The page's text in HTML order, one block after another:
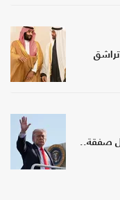
تراشق
صفقة..